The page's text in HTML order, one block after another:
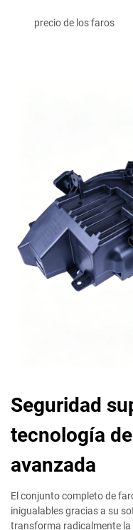
precio de los faros
Seguridad
tecnología
avanzada
El conjunto completo de
inigualables gracias a su
transforma radicalmente la